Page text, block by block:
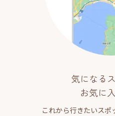
気になる
お気に
これから行きたいスポ